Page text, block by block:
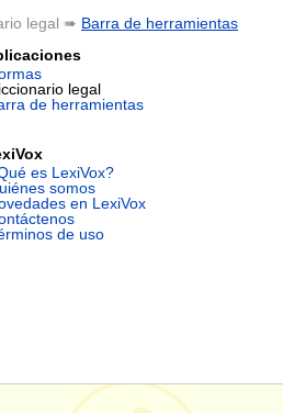
legal ➠ Barra de herramientas
legal
de herramientas
es LexiVox?
somos
en LexiVox
de uso